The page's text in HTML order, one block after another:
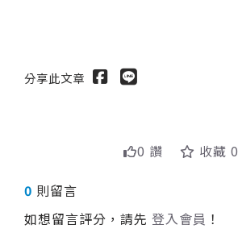
分享此文章
0 讚 收藏 0
0 則留言
如想留言評分，請先 登入會員 ！